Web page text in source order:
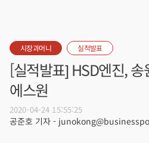
시장과머니 실적발표
[실적발표] HSD엔진,
에스원
2020-04-24 15:55:25
공준호 기자 -